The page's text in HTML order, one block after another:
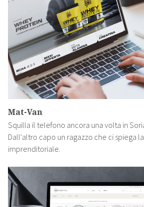
Mat-Van
Squilla il telefono ancora una volta in
Dall'altro capo un ragazzo che ci spiega
imprenditoriale.